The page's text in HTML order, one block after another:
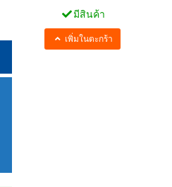
มีสินค้า
เพิ่มในตะกร้า